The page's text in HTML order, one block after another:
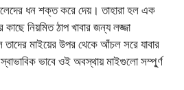
ধন শক্ত করে দেয়। তাহারা হল এক
কাছে নিয়মিত ঠাপ খাবার জন্য লজ্জা
মাইয়ের উপর থেকে আঁচল সরে যাবার
স্বাভাবিক ভাবে ওই অবস্থায় মাইগুলো সম্পু্র্ণ